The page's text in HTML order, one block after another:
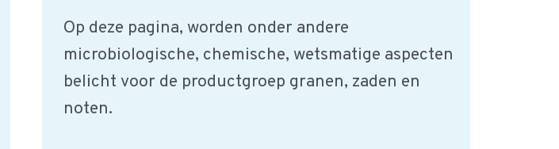
Op deze pagina, worden onder andere
microbiologische, chemische, wetsmatige aspecten
belicht voor de productgroep granen, zaden en
noten.